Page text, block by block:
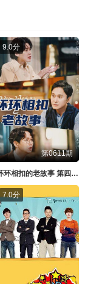
9.0分
第0611期
环环相扣的老故事 第四季 2026
7.0分